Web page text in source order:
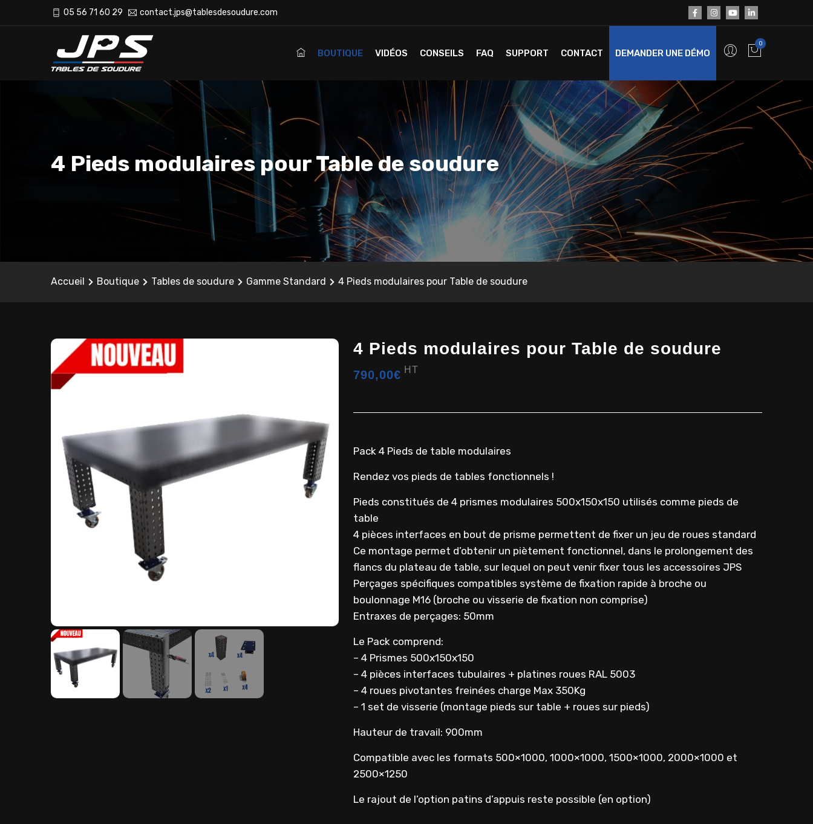
05 56 71 60 29 contact.jps@tablesdesoudure.com
0
BOUTIQUE VIDÉOS CONSEILS FAQ SUPPORT CONTACT DEMANDER UNE DÉMO
4 Pieds modulaires pour Table de soudure
Accueil Boutique Tables de soudure Gamme Standard 4 Pieds modulaires pour Table de soudure
4 Pieds modulaires pour Table de soudure
790,00€ HT
Pack 4 Pieds de table modulaires
Rendez vos pieds de tables fonctionnels !
Pieds constitués de 4 prismes modulaires 500x150x150 utilisés comme pieds de
table
4 pièces interfaces en bout de prisme permettent de fixer un jeu de roues standard
Ce montage permet d’obtenir un piètement fonctionnel, dans le prolongement des
flancs du plateau de table, sur lequel on peut venir fixer tous les accessoires JPS
Perçages spécifiques compatibles système de fixation rapide à broche ou
boulonnage M16 (broche ou visserie de fixation non comprise)
Entraxes de perçages: 50mm
Le Pack comprend:
– 4 Prismes 500x150x150
– 4 pièces interfaces tubulaires + platines roues RAL 5003
– 4 roues pivotantes freinées charge Max 350Kg
– 1 set de visserie (montage pieds sur table + roues sur pieds)
Hauteur de travail: 900mm
Compatible avec les formats 500×1000, 1000×1000, 1500×1000, 2000×1000 et
2500×1250
Le rajout de l’option patins d’appuis reste possible (en option)